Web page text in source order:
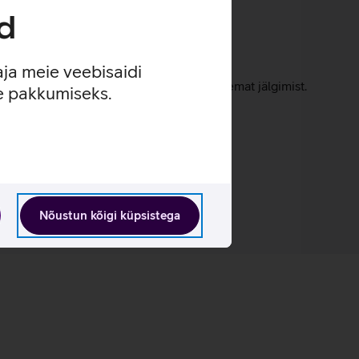
meie veebisaidi
pakkumiseks.
Nõustun kõigi küpsistega
varasema 3 asemel.
pakkudes paremat kontrolli ja täpsemat jälgimist.